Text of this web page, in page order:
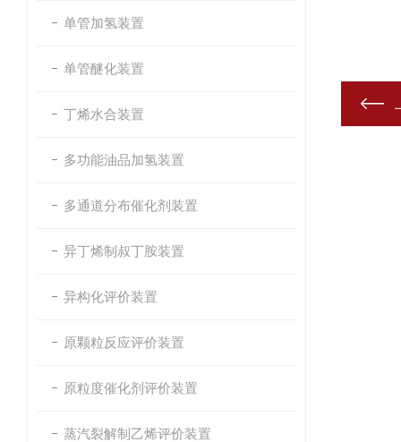
单管加氢装置
单管醚化装置
丁烯水合装置
多功能油品加氢装置
多通道分布催化剂装置
异丁烯制叔丁胺装置
异构化评价装置
原颗粒反应评价装置
原粒度催化剂评价装置
蒸汽裂解制乙烯评价装置